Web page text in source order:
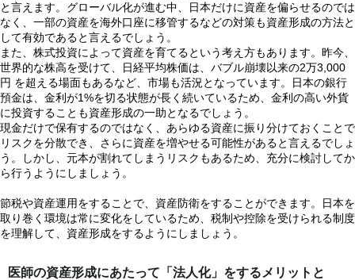
と言えます。グローバル化が進む中、日本だけに資産を偏らせるのでは
なく、一部の資産を海外口座に移管するなどの対策も資産形成の方法と
して有効であると言えるでしょう。
また、株式投資によって資産を育てるという考え方もあります。昨今、
世界的な株高を受けて、日経平均株価は、バブル崩壊以来の2万3,000
円 を超える場面もあるなど、市場も活況となっています。日本の銀行
預金は、金利が1%を切る状態が長く続いているため、金利の高い外貨
に投資することも資産形成の一助となるでしょう。
現金だけで保有するのではなく、あらゆる資産に振り分けておくことで
リスクを分散でき、さらに資産を増やせる可能性があると言えるでしょ
う。しかし、元本が割れてしまうリスクもあるため、充分に検討してか
ら行うようにしましょう。
節税や資産運用をすることで、資産防衛をすることができます。日本を
取り巻く環境は常に変化をしているため、税制や控除を受けられる制度
を理解して、資産形成をするようにしましょう。
医師の資産形成にあたって「法人化」をするメリットと